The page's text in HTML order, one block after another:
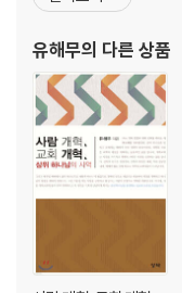
맺는말: 송영
그 결과물이 이 책이다.
체 하나님을 향한 송영』(
유해무의 다른 상품